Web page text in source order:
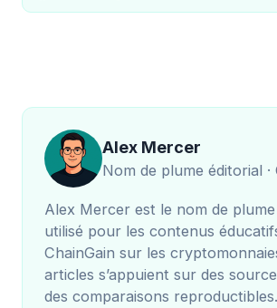
Alex Mercer
Nom de plume éditorial ·
Alex Mercer est le nom de
utilisé pour les contenus
ChainGain sur les
articles s’appuient sur des
des comparaisons reproductibles.